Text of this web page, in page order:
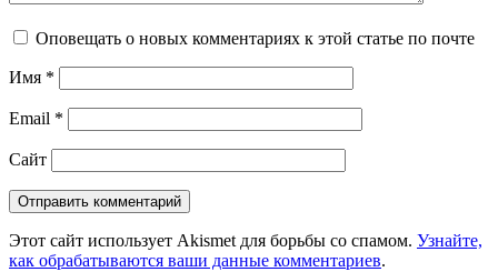
Оповещать о новых комментариях к этой статье по почте
Имя *
Email *
Сайт
Этот сайт использует Akismet для борьбы со спамом. Узнайте,
как обрабатываются ваши данные комментариев.